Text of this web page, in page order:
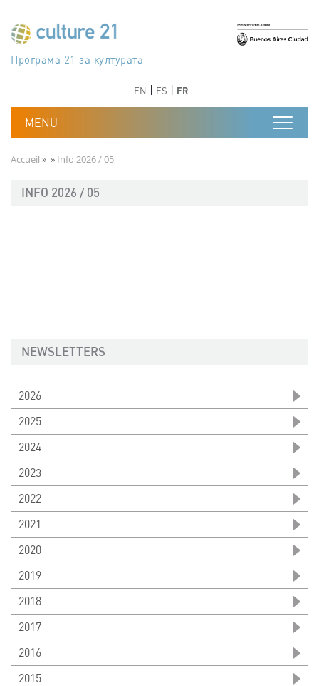
جدول أعمال القرن 21 للثقافة
Програма 21 за културата
Agenda 21 de la cultura
Agjenda 21 për kulturë
Agenda 21 van cultuur
Agenda 21 for culture
Kulturaren Agenda 21
Agenda 21 de la culture
Axenda 21 da cultura
Agenda 21 für Kultur
Agenda 21 della cultura
文化のためのアジェンダ21
دستورکار 21 برای فرهنگ
Agenda 21 dla kultury
Agenda 21 da cultura
Повестка дня 21 для культуры
Agenda 21 za kulturu
Agenda 21 de la cultura
Agenda 21 för kulturen
Kültür için Gündem 21
Порядок денний 21 для культури
EN ES FR
Fil d'Ariane
Accueil Info 2026 / 05
INFO 2026 / 05
NEWSLETTERS
2026
2025
2024
2023
2022
2021
2020
2019
2018
2017
2016
2015